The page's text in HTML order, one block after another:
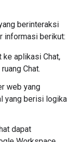
berinteraksi
informasi berikut:
ke aplikasi Chat,
Chat.
web yang
yang berisi logika
dapat